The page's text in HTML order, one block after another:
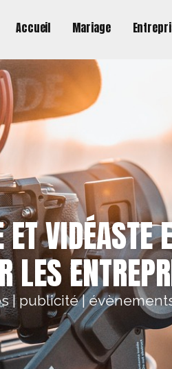
Accueil Mariage
ET
LES
| publicité |